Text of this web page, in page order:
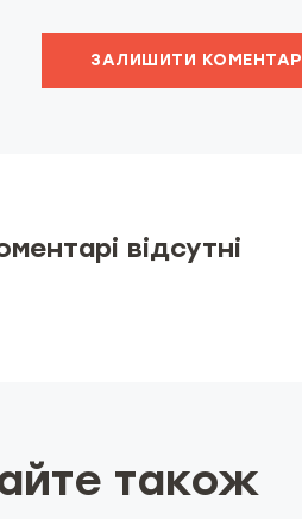
ЗАЛИШИТИ КОМЕНТАР
відсутні
також